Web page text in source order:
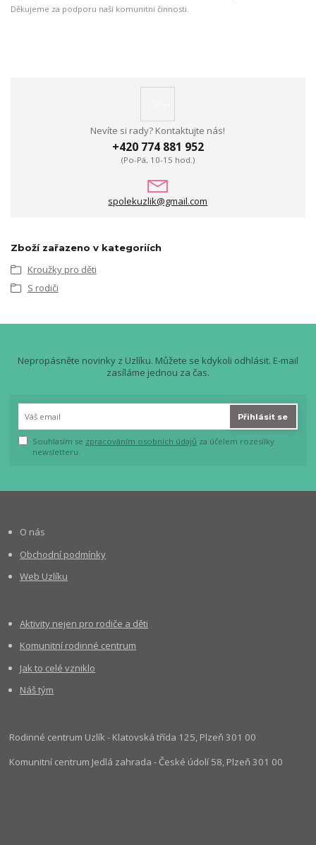
Děkujeme za podporu naší komunitní činnosti.
Nevíte si rady? Kontaktujte nás!
+420 774 881 952
(Po-Pá, 10-15 hod.)
spolekuzlik@gmail.com
Zboží zařazeno v kategoriích
Kroužky pro děti
S rodiči
Nepropásněte novinky z Uzlíku. Můžete se kdykoli odhlásit. E-mail
zasíláme jednou za čas.
Přihlásit se
Souhlasím se zpracováním osobních údajů za účelem rozesílky
newsletteru.
O nás
Obchodní podmínky
Web Uzlíku
Aktivity nejen pro rodiče a děti
Komunitní rodinné centrum
Jak to celé vzniklo
Náš tým
Rodinné centrum Uzlík - Klatovská třída 125, Plzeň 301 00
Komunitní centrum Jedlá zahrada - České údolí 58, Plzeň 301 00